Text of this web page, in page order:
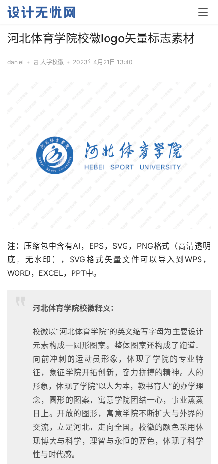
河北体育学院校徽logo矢量标志素材
daniel • 大学校徽 • 2023年4月21日 13:40
注： 压缩包中含有AI，EPS，SVG，PNG格式（高清透明
底，无水印），SVG格式矢量文件可以导入到WPS，
WORD，EXCEL，PPT中。
河北体育学院校徽释义：
校徽以“河北体育学院”的英文缩写字母为主要设计
元素构成一圆形图案。整体图案还构成了跑道、
向前冲刺的运动员形象，体现了学院的专业特
征，象征学院开拓创新，奋力拼搏的精神。人的
形象，体现了学院“以人为本，教书育人”的办学理
念，圆形的图案，寓意学院团结一心，事业蒸蒸
日上。开放的图形，寓意学院不断扩大与外界的
交流，立足河北，走向全国。校徽的颜色采用体
现博大与科学，理智与永恒的蓝色，体现了科学
性与时代感。